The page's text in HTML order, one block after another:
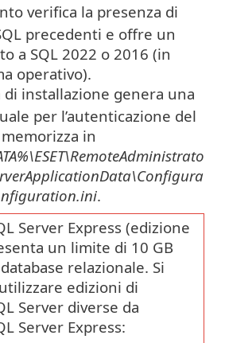
verifica la presenza di
precedenti e offre un
a SQL 2022 o 2016 (in
operativo).
installazione genera una
per l’autenticazione del
in
.
Server Express (edizione
un limite di 10 GB
relazionale. Si
edizioni di
Server diverse da
Server Express: